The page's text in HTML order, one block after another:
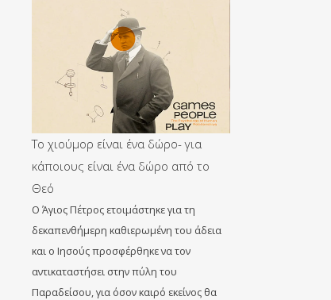
Το χιούμορ είναι ένα δώρο- για
κάποιους είναι ένα δώρο από το
Θεό
Ο Άγιος Πέτρος ετοιμάστηκε για τη
δεκαπενθήμερη καθιερωμένη του άδεια
και ο Ιησούς προσφέρθηκε να τον
αντικαταστήσει στην πύλη του
Παραδείσου, για όσον καιρό εκείνος θα